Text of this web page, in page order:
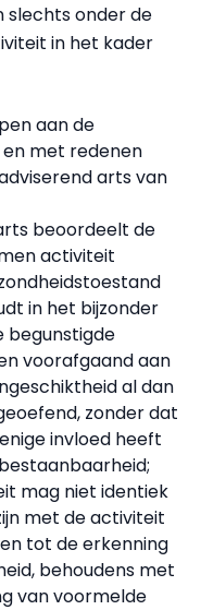
slechts onder de
in het kader
aan de
met redenen
arts van
beoordeelt de
activiteit
in het bijzonder
begunstigde
voorafgaand aan
al dan
zonder dat
invloed heeft
mag niet identiek
met de activiteit
tot de erkenning
behoudens met
van voormelde